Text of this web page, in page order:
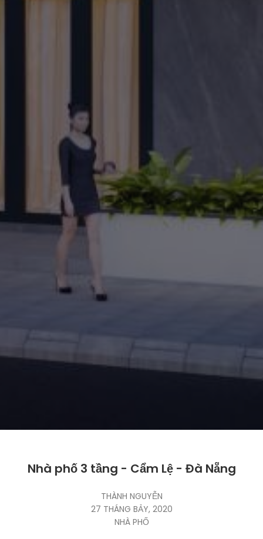
Nhà phố 3 tầng - Cẩm Lệ - Đà Nẵng
THÀNH NGUYỄN
27 THÁNG BẢY, 2020
NHÀ PHỐ